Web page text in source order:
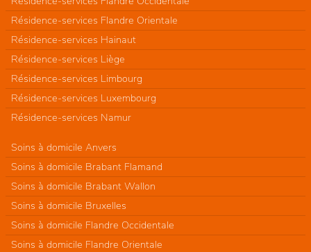
Résidence-services Flandre Orientale
Résidence-services Hainaut
Résidence-services Liège
Résidence-services Limbourg
Résidence-services Luxembourg
Résidence-services Namur
Soins à domicile Anvers
Soins à domicile Brabant Flamand
Soins à domicile Brabant Wallon
Soins à domicile Bruxelles
Soins à domicile Flandre Occidentale
Soins à domicile Flandre Orientale